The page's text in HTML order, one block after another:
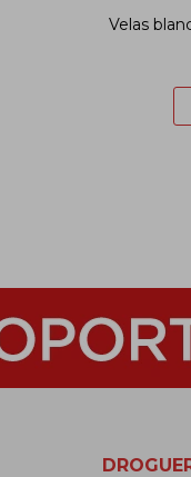
Velas